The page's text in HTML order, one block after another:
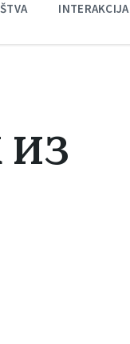
INTERAKCIJA
ИЗ